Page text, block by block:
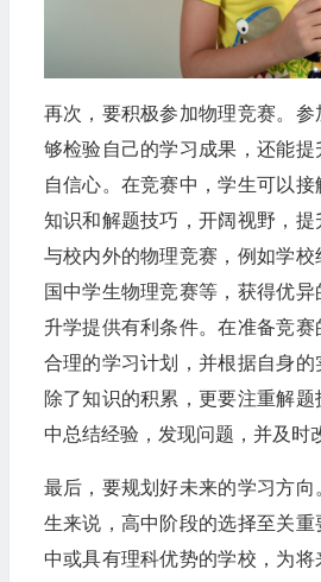
再次，要积极参加物理竞赛。
够检验自己的学习成果，还能
自信心。在竞赛中，学生可以
知识和解题技巧，开阔视野，
与校内外的物理竞赛，例如学
国中学生物理竞赛等，获得优
升学提供有利条件。在准备竞
合理的学习计划，并根据自身的
除了知识的积累，更要注重解
中总结经验，发现问题，并及时
最后，要规划好未来的学习方
生来说，高中阶段的选择至关
中或具有理科优势的学校，为